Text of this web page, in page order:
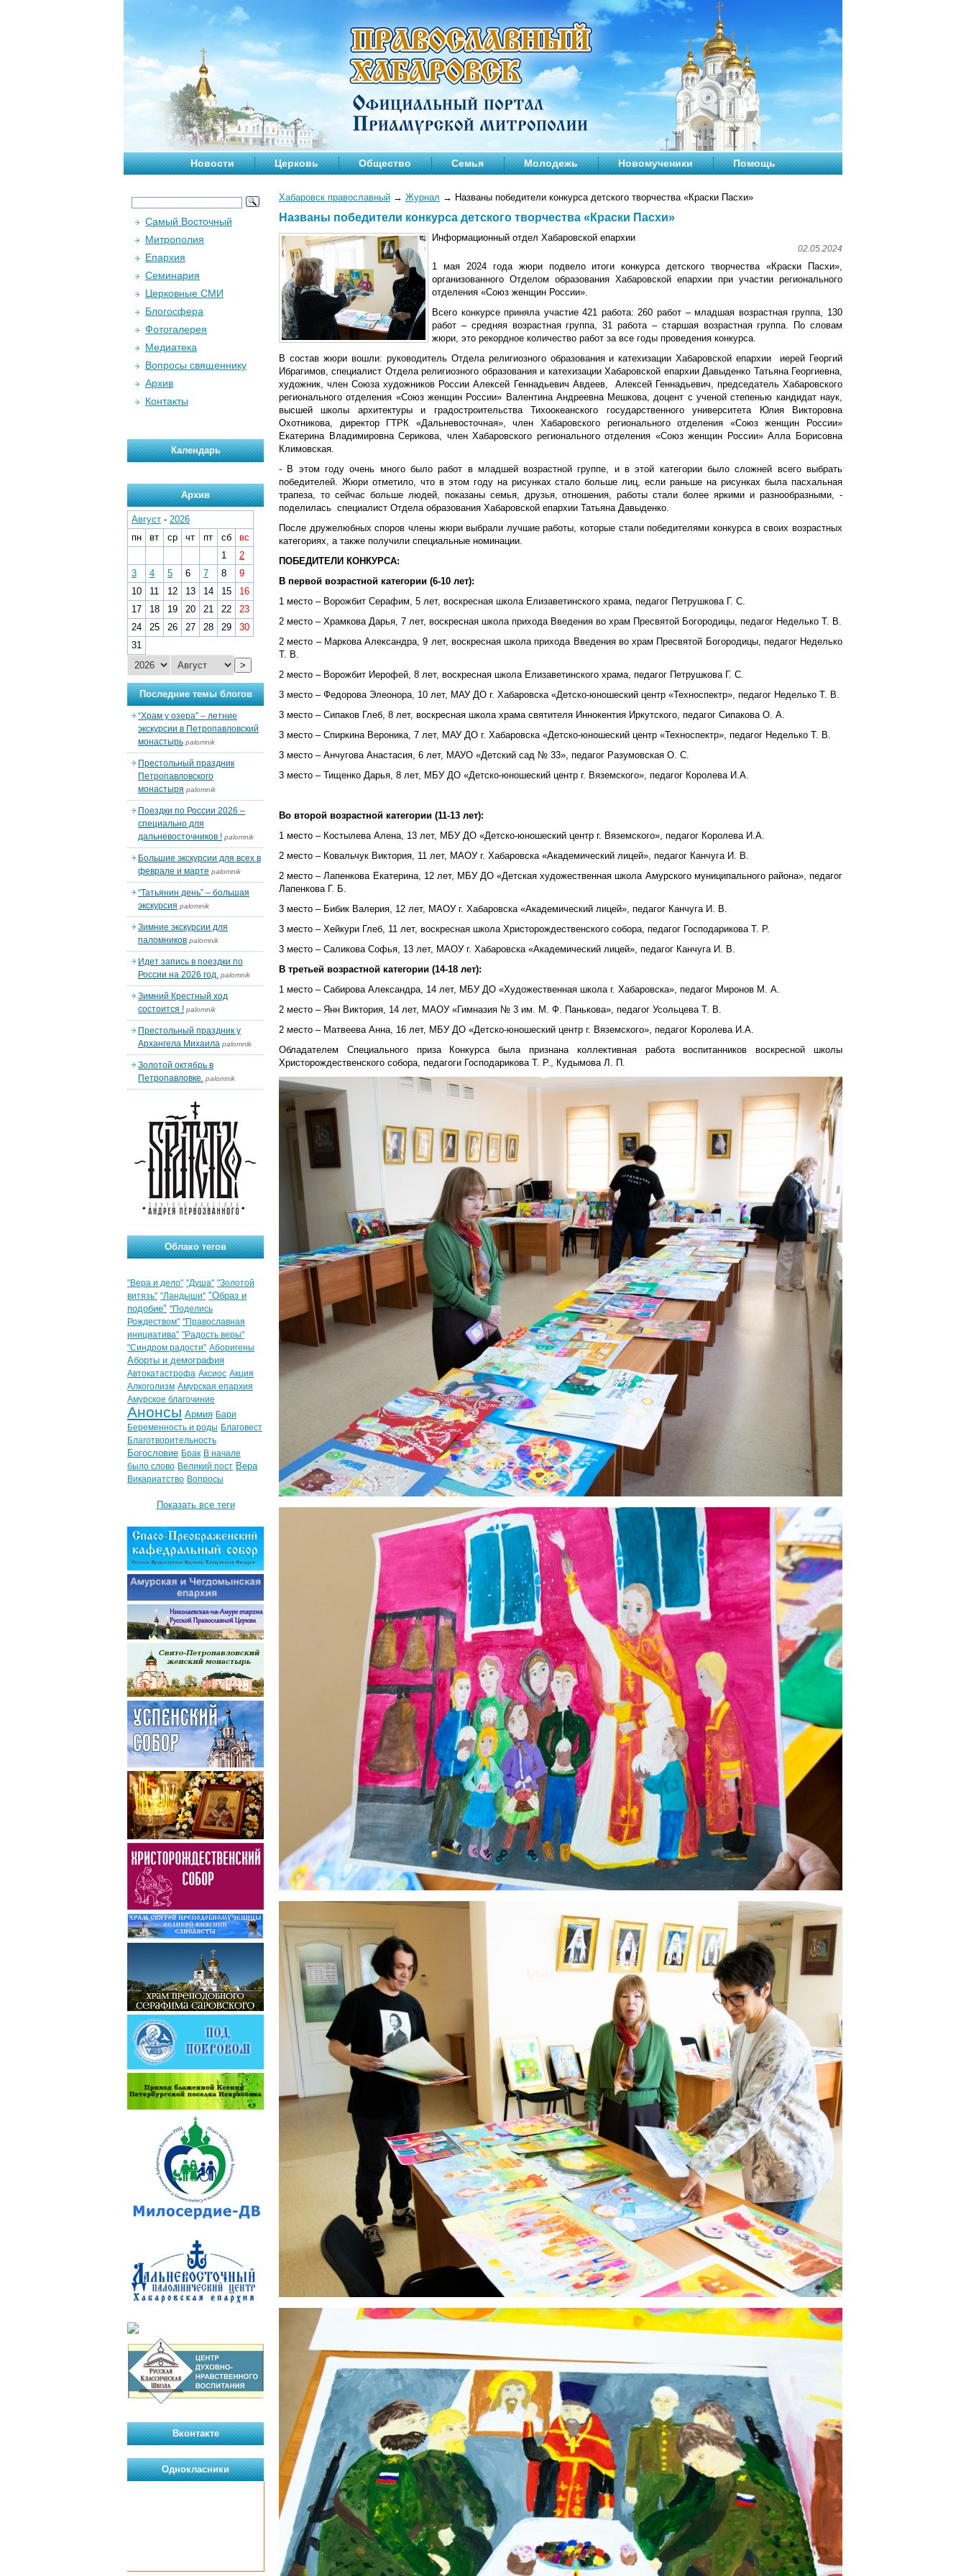
Новости Церковь Общество Семья Молодежь Новомученики Помощь
Хабаровск православный → Журнал → Названы победители конкурса детского творчества «Краски Пасхи»
Названы победители конкурса детского творчества «Краски Пасхи»
Информационный отдел Хабаровской епархии
02.05.2024
1 мая 2024 года жюри подвело итоги конкурса детского творчества «Краски Пасхи»,
организованного Отделом образования Хабаровской епархии при участии регионального
отделения «Союз женщин России».
Всего конкурсе приняла участие 421 работа: 260 работ – младшая возрастная группа, 130
работ – средняя возрастная группа, 31 работа – старшая возрастная группа. По словам
жюри, это рекордное количество работ за все годы проведения конкурса.
В состав жюри вошли: руководитель Отдела религиозного образования и катехизации Хабаровской епархии иерей Георгий
Ибрагимов, специалист Отдела религиозного образования и катехизации Хабаровской епархии Давыденко Татьяна Георгиевна,
художник, член Союза художников России Алексей Геннадьевич Авдеев, Алексей Геннадьевич, председатель Хабаровского
регионального отделения «Союз женщин России» Валентина Андреевна Мешкова, доцент с ученой степенью кандидат наук,
высшей школы архитектуры и градостроительства Тихоокеанского государственного университета Юлия Викторовна
Охотникова, директор ГТРК «Дальневосточная», член Хабаровского регионального отделения «Союз женщин России»
Екатерина Владимировна Серикова, член Хабаровского регионального отделения «Союз женщин России» Алла Борисовна
Климовская.
- В этом году очень много было работ в младшей возрастной группе, и в этой категории было сложней всего выбрать
победителей. Жюри отметило, что в этом году на рисунках стало больше лиц, если раньше на рисунках была пасхальная
трапеза, то сейчас больше людей, показаны семья, друзья, отношения, работы стали более яркими и разнообразными, -
поделилась специалист Отдела образования Хабаровской епархии Татьяна Давыденко.
После дружелюбных споров члены жюри выбрали лучшие работы, которые стали победителями конкурса в своих возрастных
категориях, а также получили специальные номинации.
ПОБЕДИТЕЛИ КОНКУРСА:
В первой возрастной категории (6-10 лет):
1 место – Ворожбит Серафим, 5 лет, воскресная школа Елизаветинского храма, педагог Петрушкова Г. С.
2 место – Храмкова Дарья, 7 лет, воскресная школа прихода Введения во храм Пресвятой Богородицы, педагог Неделько Т. В.
2 место – Маркова Александра, 9 лет, воскресная школа прихода Введения во храм Пресвятой Богородицы, педагог Неделько
Т. В.
2 место – Ворожбит Иерофей, 8 лет, воскресная школа Елизаветинского храма, педагог Петрушкова Г. С.
3 место – Федорова Элеонора, 10 лет, МАУ ДО г. Хабаровска «Детско-юношеский центр «Техноспектр», педагог Неделько Т. В.
3 место – Сипаков Глеб, 8 лет, воскресная школа храма святителя Иннокентия Иркутского, педагог Сипакова О. А.
3 место – Спиркина Вероника, 7 лет, МАУ ДО г. Хабаровска «Детско-юношеский центр «Техноспектр», педагог Неделько Т. В.
3 место – Анчугова Анастасия, 6 лет, МАУО «Детский сад № 33», педагог Разумовская О. С.
3 место – Тищенко Дарья, 8 лет, МБУ ДО «Детско-юношеский центр г. Вяземского», педагог Королева И.А.
Во второй возрастной категории (11-13 лет):
1 место – Костылева Алена, 13 лет, МБУ ДО «Детско-юношеский центр г. Вяземского», педагог Королева И.А.
2 место – Ковальчук Виктория, 11 лет, МАОУ г. Хабаровска «Академический лицей», педагог Канчуга И. В.
2 место – Лапенкова Екатерина, 12 лет, МБУ ДО «Детская художественная школа Амурского муниципального района», педагог
Лапенкова Г. Б.
3 место – Бибик Валерия, 12 лет, МАОУ г. Хабаровска «Академический лицей», педагог Канчуга И. В.
3 место – Хейкури Глеб, 11 лет, воскресная школа Христорождественского собора, педагог Господарикова Т. Р.
3 место – Саликова Софья, 13 лет, МАОУ г. Хабаровска «Академический лицей», педагог Канчуга И. В.
В третьей возрастной категории (14-18 лет):
1 место – Сабирова Александра, 14 лет, МБУ ДО «Художественная школа г. Хабаровска», педагог Миронов М. А.
2 место – Янн Виктория, 14 лет, МАОУ «Гимназия № 3 им. М. Ф. Панькова», педагог Усольцева Т. В.
2 место – Матвеева Анна, 16 лет, МБУ ДО «Детско-юношеский центр г. Вяземского», педагог Королева И.А.
Обладателем Специального приза Конкурса была признана коллективная работа воспитанников воскресной школы
Христорождественского собора, педагоги Господарикова Т. Р., Кудымова Л. П.
Самый Восточный
Митрополия
Епархия
Семинария
Церковные СМИ
Блогосфера
Фотогалерея
Медиатека
Вопросы священнику
Архив
Контакты
Календарь
Архив
Август - 2026
пн
вт ср чт пт сб
вс
1
2
3
4 5 6 7 8
9
10
11 12 13 14 15
16
17
18 19 20 21 22
23
24
25 26 27 28 29
30
31
>
Последние темы блогов
“Храм у озера” – летние
экскурсии в Петропавловский
монастырь palomnik
Престольный праздник
Петропавловского
монастыря palomnik
Поездки по России 2026 –
специально для
дальневосточников ! palomnik
Большие экскурсии для всех в
феврале и марте palomnik
“Татьянин день” – большая
экскурсия palomnik
Зимние экскурсии для
паломников palomnik
Идет запись в поездки по
России на 2026 год. palomnik
Зимний Крестный ход
состоится ! palomnik
Престольный праздник у
Архангела Михаила palomnik
Золотой октябрь в
Петропавловке. palomnik
Облако тегов
"Вера и дело" "Душа" "Золотой
витязь" "Ландыши" "Образ и
подобие" "Поделись
Рождеством" "Православная
инициатива" "Радость веры"
"Синдром радости" Аборигены
Аборты и демография
Автокатастрофа Аксиос Акция
Алкоголизм Амурская епархия
Амурское благочиние
Анонсы Армия Бари
Беременность и роды Благовест
Благотворительность
Богословие Брак В начале
было слово Великий пост Вера
Викариатство Вопросы
Показать все теги
Вконтакте
Однокласники